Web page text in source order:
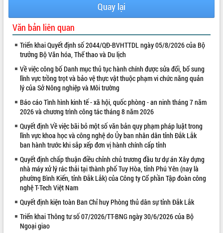
VIDEO
Loading the player...
Trailer Lễ hội Sầu riêng Đắk Lắk năm
2026
Khám bệnh, cấp phát thuốc miễn phí
và tặng quà người dân xã Cư Pui
Hội nghị UBND tỉnh Đắk Lắk thường kỳ
tháng 7/2026
Lễ truy tặng danh hiệu “Bà Mẹ Việt
Nam Anh hùng” và trao Huân chương
Lao động
ALBUM ẢNH
Quay lại
Văn bản liên quan
Triển khai Quyết định số 2044/QĐ-BVHTTDL ngày 05/8/2026 của Bộ
trưởng Bộ Văn hóa, Thể thao và Du lịch
Về việc công bố Danh mục thủ tục hành chính được sửa đổi, bổ sung
lĩnh vực trồng trọt và bảo vệ thực vật thuộc phạm vi chức năng quản
lý của Sở Nông nghiệp và Môi trường
Báo cáo Tình hình kinh tế - xã hội, quốc phòng - an ninh tháng 7 năm
2026 và chương trình công tác tháng 8 năm 2026
Quyết định Về việc bãi bỏ một số văn bản quy phạm pháp luật trong
lĩnh vực khoa học và công nghệ do Ủy ban nhân dân tỉnh Đắk Lắk
ban hành trước khi sắp xếp đơn vị hành chính cấp tỉnh
Quyết định chấp thuận điều chỉnh chủ trương đầu tư dự án Xây dựng
nhà máy xử lý rác thải tại thành phố Tuy Hòa, tỉnh Phú Yên (nay là
phường Bình Kiến, tỉnh Đắk Lắk) của Công ty Cổ phần Tập đoàn công
nghệ T-Tech Việt Nam
Quyết định kiện toàn Ban Chỉ huy Phòng thủ dân sự tỉnh Đắk Lắk
Triển khai Thông tư số 07/2026/TT-BNG ngày 30/6/2026 của Bộ
Ngoại giao